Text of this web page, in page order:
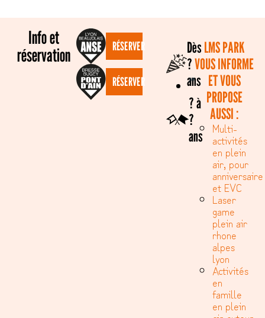
Info et
réservation
RÉSERVER
RÉSERVER
Dès
?
ans
? à
?
ans
LMS PARK
VOUS INFORME
ET VOUS
PROPOSE
AUSSI :
Multi-
activités
en plein
air, pour
anniversaire
et EVC
Laser
game
plein air
rhone
alpes
lyon
Activités
en
famille
en plein